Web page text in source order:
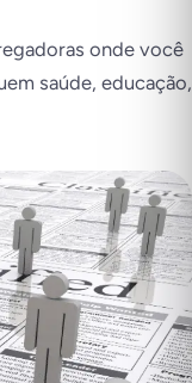
onde você
saúde, educação,